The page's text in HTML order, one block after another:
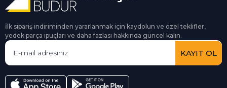
İlk sipariş indiriminden yararlanmak için kaydolun ve özel teklifler,
yedek parça ipuçları ve daha fazlası hakkında güncel kalın.
KAYIT OL